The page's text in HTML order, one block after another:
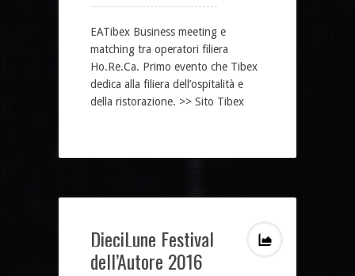
EATibex Business meeting e
matching tra operatori filiera
Ho.Re.Ca. Primo evento che Tibex
dedica alla filiera dell’ospitalità e
della ristorazione. >> Sito Tibex
DieciLune Festival
dell’Autore 2016